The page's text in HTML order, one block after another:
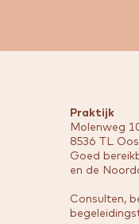
Praktijk
Molenweg
8536 TL
Goed
en de
Consulten,